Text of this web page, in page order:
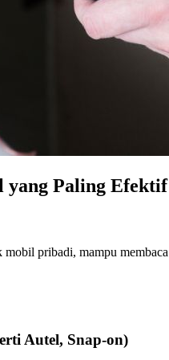
yang Paling Efektif
pribadi, mampu
Autel, Snap-on)